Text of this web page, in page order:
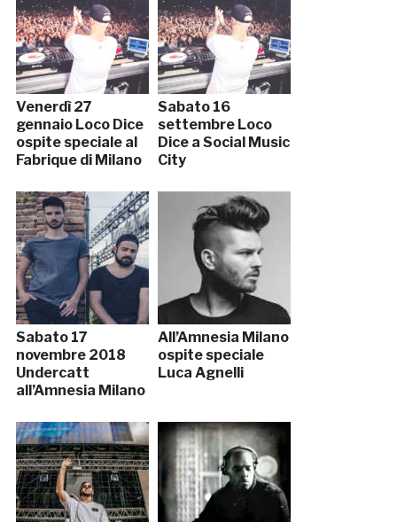
Venerdì 27
gennaio Loco Dice
ospite speciale al
Fabrique di Milano
Sabato 16
settembre Loco
Dice a Social Music
City
Sabato 17
novembre 2018
Undercatt
all’Amnesia Milano
All’Amnesia Milano
ospite speciale
Luca Agnelli